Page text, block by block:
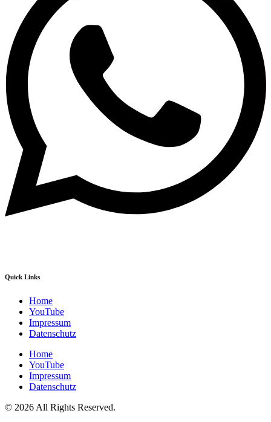
Quick Links
Home
YouTube
Impressum
Datenschutz
Home
YouTube
Impressum
Datenschutz
© 2026 All Rights Reserved.